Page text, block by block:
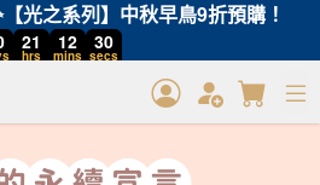
光之系列】中秋早鳥9折預購！
21
hrs
12
mins
30
secs